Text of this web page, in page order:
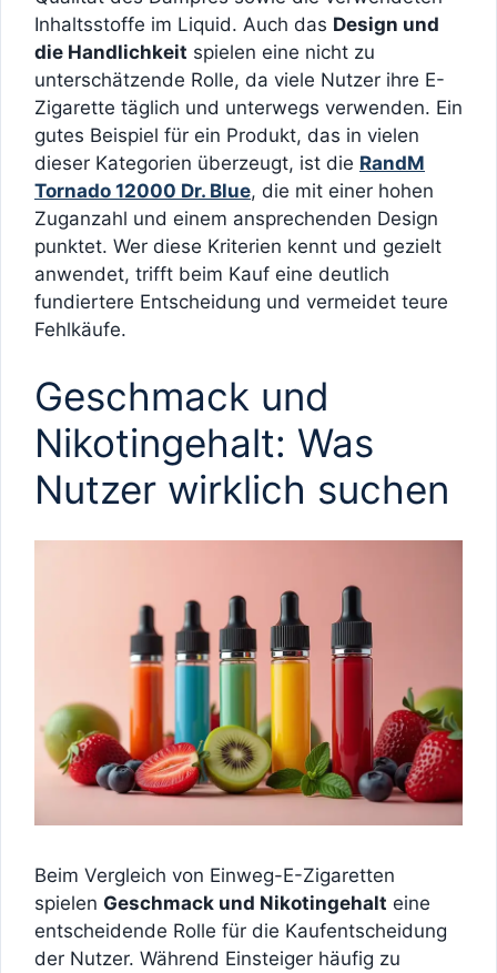
Inhaltsstoffe im Liquid. Auch das Design und
die Handlichkeit spielen eine nicht zu
unterschätzende Rolle, da viele Nutzer ihre E-
Zigarette täglich und unterwegs verwenden. Ein
gutes Beispiel für ein Produkt, das in vielen
dieser Kategorien überzeugt, ist die RandM
Tornado 12000 Dr. Blue, die mit einer hohen
Zuganzahl und einem ansprechenden Design
punktet. Wer diese Kriterien kennt und gezielt
anwendet, trifft beim Kauf eine deutlich
fundiertere Entscheidung und vermeidet teure
Fehlkäufe.
Geschmack und
Nikotingehalt: Was
Nutzer wirklich suchen
Beim Vergleich von Einweg-E-Zigaretten
spielen Geschmack und Nikotingehalt eine
entscheidende Rolle für die Kaufentscheidung
der Nutzer. Während Einsteiger häufig zu